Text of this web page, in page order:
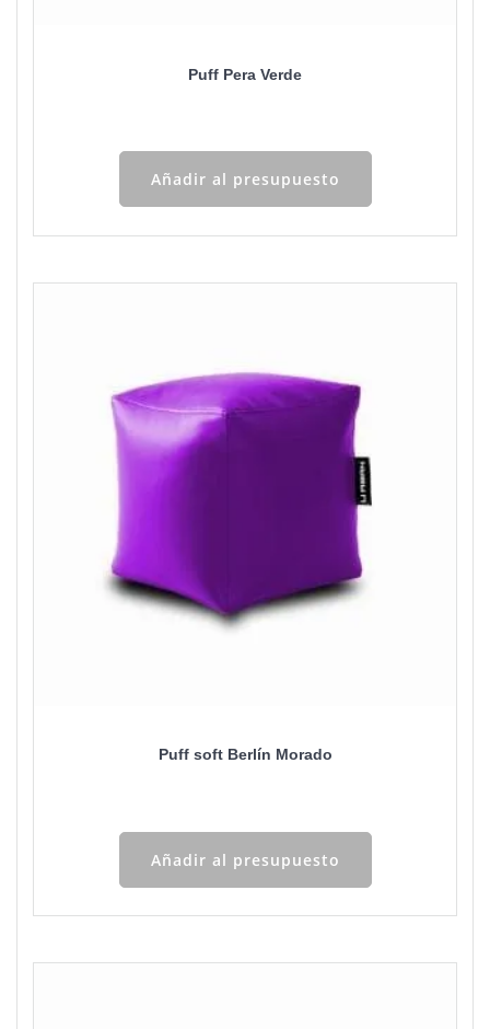
Puff Pera Verde
Añadir al presupuesto
Puff soft Berlín Morado
Añadir al presupuesto